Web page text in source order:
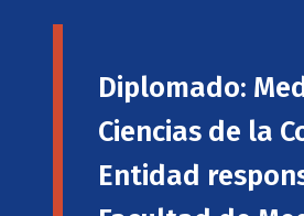
Diplomado:
Ciencias de la
Entidad